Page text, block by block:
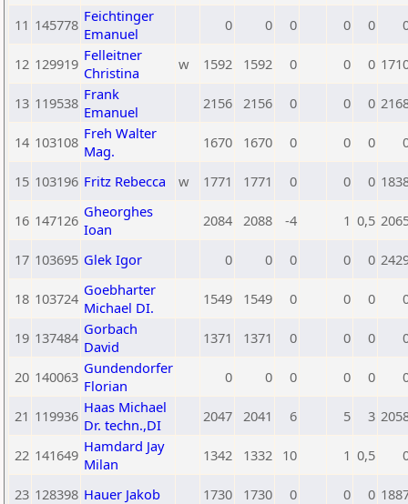
11 145778 Feichtinger
Emanuel
0 0 0 0 0
12 129919 Felleitner
Christina
w 1592 1592 0 0 0
13 119538 Frank
Emanuel
2156 2156 0 0 0
14 103108 Freh Walter
Mag.
1670 1670 0 0 0
15 103196 Fritz Rebecca w 1771 1771 0 0 0
16 147126 Gheorghes
Ioan
2084 2088 -4 1 0,5
17 103695 Glek Igor 0 0 0 0 0
18 103724 Goebharter
Michael DI.
1549 1549 0 0 0
19 137484 Gorbach
David
1371 1371 0 0 0
20 140063 Gundendorfer
Florian
0 0 0 0 0
21 119936 Haas Michael
Dr. techn.,DI
2047 2041 6 5 3
22 141649 Hamdard Jay
Milan
1342 1332 10 1 0,5
23 128398 Hauer Jakob 1730 1730 0 0 0